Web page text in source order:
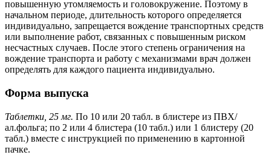
повышенную утомляемость и головокружение. Поэтому в
начальном периоде, длительность которого определяется
индивидуально, запрещается вождение транспортных средств
или выполнение работ, связанных с повышенным риском
несчастных случаев. После этого степень ограничения на
вождение транспорта и работу с механизмами врач должен
определять для каждого пациента индивидуально.
Форма выпуска
Таблетки, 25 мг. По 10 или 20 табл. в блистере из ПВХ/
ал.фольга; по 2 или 4 блистера (10 табл.) или 1 блистеру (20
табл.) вместе с инструкцией по применению в картонной
пачке.